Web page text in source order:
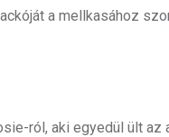
a mellkasához
ról, aki egyedül ült az